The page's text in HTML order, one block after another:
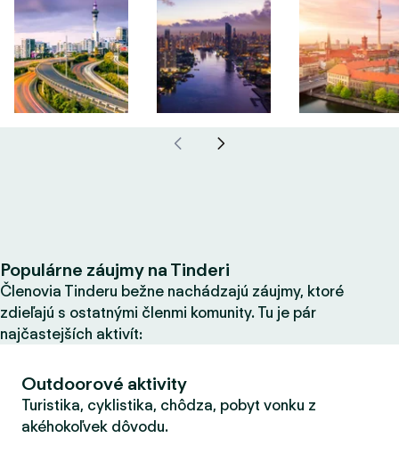
Populárne záujmy na Tinderi
Členovia Tinderu bežne nachádzajú záujmy, ktoré
zdieľajú s ostatnými členmi komunity. Tu je pár
najčastejších aktivít:
Outdoorové aktivity
Turistika, cyklistika, chôdza, pobyt vonku z
akéhokoľvek dôvodu.